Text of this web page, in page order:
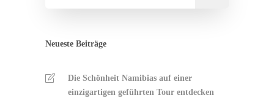
Neueste Beiträge
Die Schönheit Namibias auf einer
einzigartigen geführten Tour entdecken